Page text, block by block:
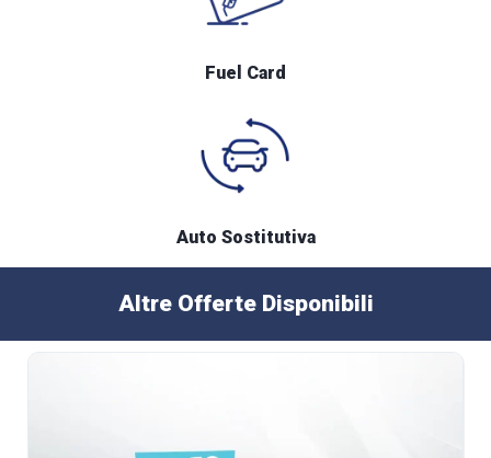
Fuel Card
Auto Sostitutiva
Altre Offerte Disponibili